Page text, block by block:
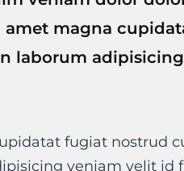
magna
laborum
fugiat nostrud
veniam velit id